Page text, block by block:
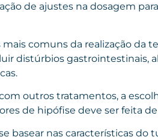
de ajustes na dosagem
mais comuns da realização da
distúrbios gastrointestinais,
outros tratamentos, a
de hipófise deve ser feita
basear nas características